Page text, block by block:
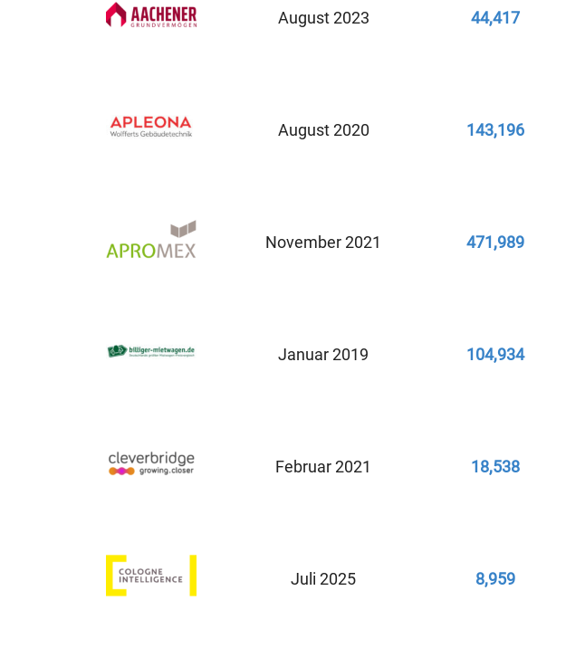
August 2023 44,417
August 2020 143,196
November 2021 471,989
Januar 2019 104,934
Februar 2021 18,538
Juli 2025 8,959